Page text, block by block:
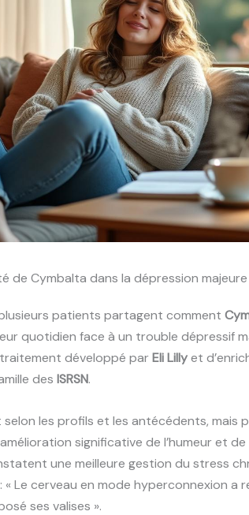
de Cymbalta dans la dépression majeure
patients partagent comment
quotidien face à un trouble dépressif
développé parEli Lillyet
des ISRSN.
les profils et les antécédents, mais
significative de l’humeur et de
une meilleure gestion du stress
« Le cerveau en mode hyperconnexion
ses valises ».